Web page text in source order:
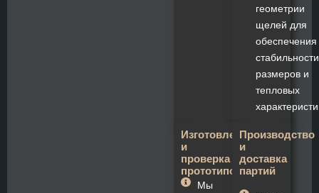
геометрии
щелей для
обеспечения
стабильности
размеров и
тепловых
Изготовление
и
проверка
прототипов
Мы
Производство
и
доставка
партий